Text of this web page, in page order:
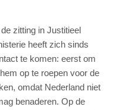
zitting in Justitieel
heeft zich sinds
te komen: eerst om
op te roepen voor de
omdat Nederland niet
benaderen. Op de